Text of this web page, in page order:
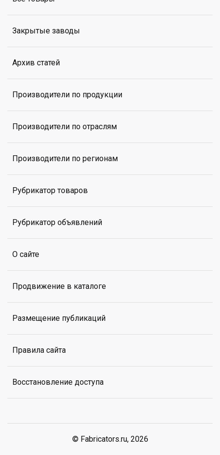
Закрытые заводы
Архив статей
Производители по продукции
Производители по отраслям
Производители по регионам
Рубрикатор товаров
Рубрикатор объявлений
О сайте
Продвижение в каталоге
Размещение публикаций
Правила сайта
Восстановление доступа
© Fabricators.ru, 2026